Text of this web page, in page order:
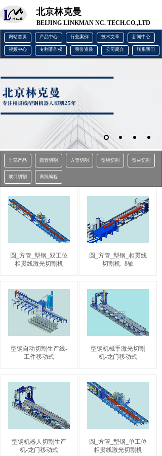
北京林克曼
BEIJING LINKMAN NC. TECH.CO.,LTD
网站首页 产品中心 行业案例 技术文章 新闻中心
视频中心 专利著作权 荣誉资质 公司简介 联系我们
全部产品 圆管切割 方管切割 型钢切割 型材切割
坡口切割 离线编程
圆_方管_型钢_双工位
相贯线激光切割机
圆_方管_型钢_相贯线
切割机 8轴
型钢自动切割生产线-
工件移动式
型钢机械手激光切割
机-龙门移动式
型钢机器人切割生产
机-龙门移动式
圆_方管_型钢_单工位
相贯线激光切割机